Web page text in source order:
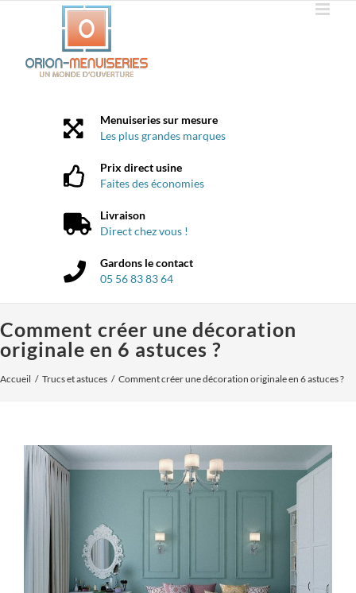
Menuiseries sur mesure
Les plus grandes marques
Prix direct usine
Faites des économies
Livraison
Direct chez vous !
Gardons le contact
05 56 83 83 64
Comment créer une décoration
originale en 6 astuces ?
Accueil Trucs et astuces Comment créer une décoration originale en 6 astuces ?
Voir
l'image
agrandie